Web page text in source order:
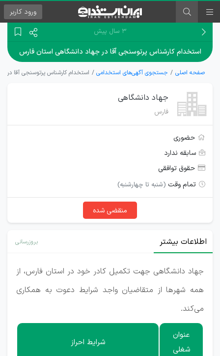
ورود کاربر
۳ سال پیش
استخدام کارشناس پرتوسنجی آقا در جهاد دانشگاهی استان فارس
صفحه اصلی جستجوی آگهی‌های استخدامی استخدام کارشناس پرتوسنجی آقا در
جهاد دانشگاهی
فارس
حضوری
سابقه ندارد
حقوق توافقی
تمام وقت (شنبه تا چهارشنبه)
منقضی شده
اطلاعات بیشتر بروزرسانی
جهاد دانشگاهی جهت تکمیل کادر خود در استان فارس، از
همه شهرها از متقاضیان واجد شرایط دعوت به همکاری
می‌کند.
عنوان
شغلی
شرایط احراز